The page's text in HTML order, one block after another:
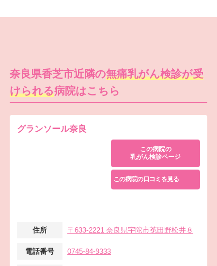
奈良県香芝市近隣の無痛乳がん検診が受
けられる病院はこちら
グランソール奈良
この病院の
乳がん検診ページ
この病院の口コミを見る
住所 〒633-2221 奈良県宇陀市菟田野松井８
電話番号 0745-84-9333